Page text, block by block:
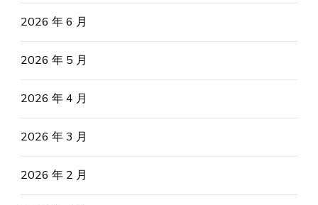
2026 年 6 月
2026 年 5 月
2026 年 4 月
2026 年 3 月
2026 年 2 月